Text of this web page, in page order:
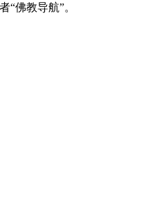
佛教导航”。